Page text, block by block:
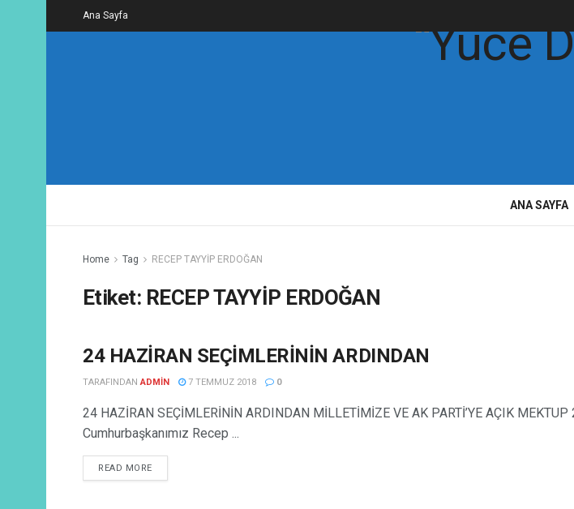
Ana Sayfa
ANA SAYFA
Home Tag RECEP TAYYİP ERDOĞAN
Etiket: RECEP TAYYİP ERDOĞAN
AÇIK MEKTUPLAR
24 HAZİRAN SEÇİMLERİNİN ARDINDAN
TARAFINDAN ADMIN 7 TEMMUZ 2018 0
24 HAZİRAN SEÇİMLERİNİN ARDINDAN MİLLETİMİZE VE AK PARTİ’YE AÇIK
Cumhurbaşkanımız Recep ...
READ MORE